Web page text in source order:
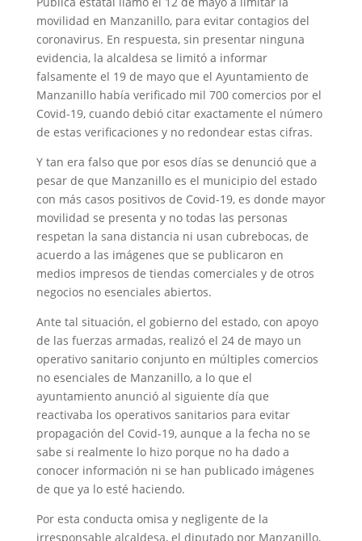
movilidad en Manzanillo, para evitar contagios del
coronavirus. En respuesta, sin presentar ninguna
evidencia, la alcaldesa se limitó a informar
falsamente el 19 de mayo que el Ayuntamiento de
Manzanillo había verificado mil 700 comercios por el
Covid-19, cuando debió citar exactamente el número
de estas verificaciones y no redondear estas cifras.
Y tan era falso que por esos días se denunció que a
pesar de que Manzanillo es el municipio del estado
con más casos positivos de Covid-19, es donde mayor
movilidad se presenta y no todas las personas
respetan la sana distancia ni usan cubrebocas, de
acuerdo a las imágenes que se publicaron en
medios impresos de tiendas comerciales y de otros
negocios no esenciales abiertos.
Ante tal situación, el gobierno del estado, con apoyo
de las fuerzas armadas, realizó el 24 de mayo un
operativo sanitario conjunto en múltiples comercios
no esenciales de Manzanillo, a lo que el
ayuntamiento anunció al siguiente día que
reactivaba los operativos sanitarios para evitar
propagación del Covid-19, aunque a la fecha no se
sabe si realmente lo hizo porque no ha dado a
conocer información ni se han publicado imágenes
de que ya lo esté haciendo.
Por esta conducta omisa y negligente de la
irresponsable alcaldesa, el diputado por Manzanillo,